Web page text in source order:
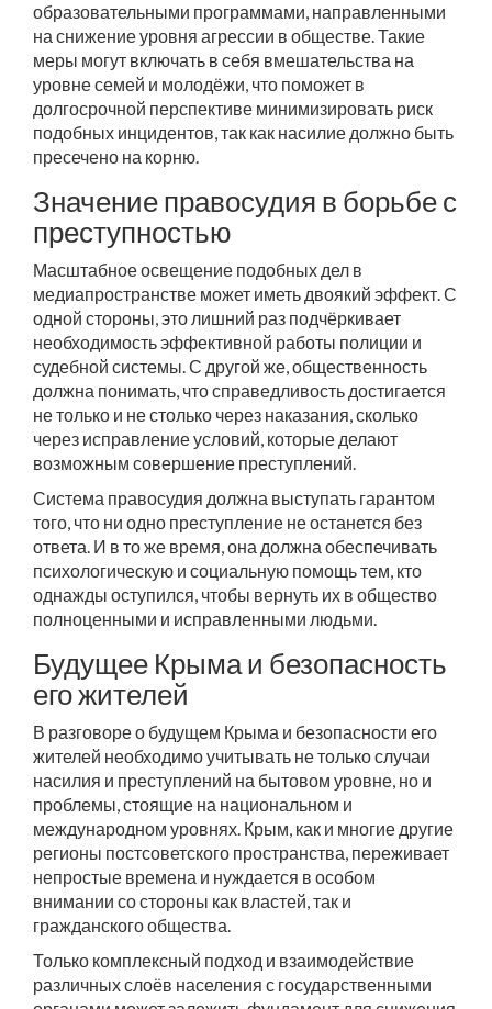
образовательными программами, направленными
на снижение уровня агрессии в обществе. Такие
меры могут включать в себя вмешательства на
уровне семей и молодёжи, что поможет в
долгосрочной перспективе минимизировать риск
подобных инцидентов, так как насилие должно быть
пресечено на корню.
Значение правосудия в борьбе с
преступностью
Масштабное освещение подобных дел в
медиапространстве может иметь двоякий эффект. С
одной стороны, это лишний раз подчёркивает
необходимость эффективной работы полиции и
судебной системы. С другой же, общественность
должна понимать, что справедливость достигается
не только и не столько через наказания, сколько
через исправление условий, которые делают
возможным совершение преступлений.
Система правосудия должна выступать гарантом
того, что ни одно преступление не останется без
ответа. И в то же время, она должна обеспечивать
психологическую и социальную помощь тем, кто
однажды оступился, чтобы вернуть их в общество
полноценными и исправленными людьми.
Будущее Крыма и безопасность
его жителей
В разговоре о будущем Крыма и безопасности его
жителей необходимо учитывать не только случаи
насилия и преступлений на бытовом уровне, но и
проблемы, стоящие на национальном и
международном уровнях. Крым, как и многие другие
регионы постсоветского пространства, переживает
непростые времена и нуждается в особом
внимании со стороны как властей, так и
гражданского общества.
Только комплексный подход и взаимодействие
различных слоёв населения с государственными